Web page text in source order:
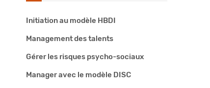
Initiation au modèle HBDI
Management des talents
Gérer les risques psycho-sociaux
Manager avec le modèle DISC